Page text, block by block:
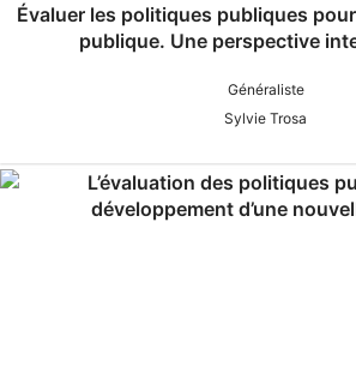
Évaluer les politiques publiques
publique. Une perspective
Généraliste
Sylvie Trosa